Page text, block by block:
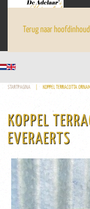
Terug naar hoofdinhoud
STARTPAGINA KOPPEL TERRACOTTA
KOPPEL
EVERAERTS